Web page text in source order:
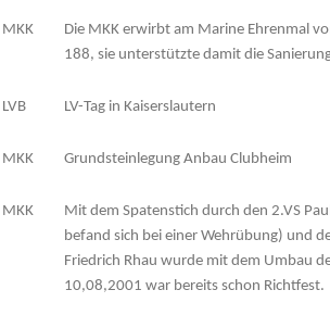
MKK
Die MKK erwirbt am Marine Ehrenmal
188, sie unterstützte damit die
LVB LV-Tag in Kaiserslautern
MKK Grundsteinlegung Anbau Clubheim
MKK
Mit dem Spatenstich durch den 2.VS
befand sich bei einer Wehrübung) und
Friedrich Rhau wurde mit dem Umbau
10,08,2001 war bereits schon Richtfest.